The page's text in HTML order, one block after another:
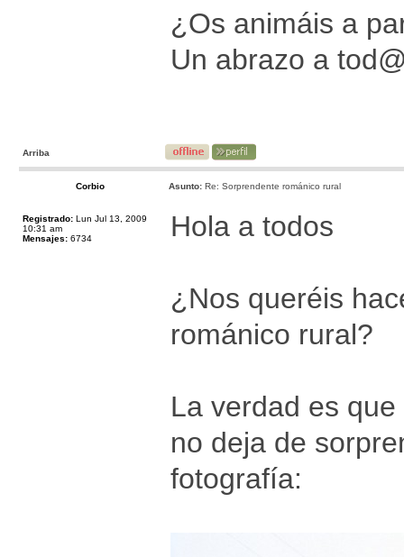
¿Os animáis a
Un abrazo a
Arriba
Corbio Asunto: Re: Sorprendente románico rural
Registrado: Lun Jul 13, 2009
10:31 am
Mensajes: 6734 Hola a todos
¿Nos queréis
románico rural?
La verdad es
no deja de
fotografía: